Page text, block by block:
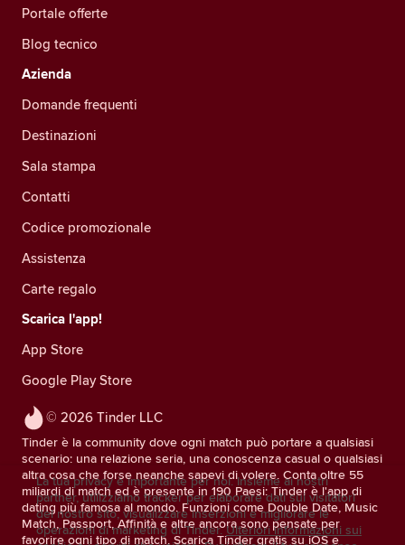
© 2026 Tinder LLC
Tinder è la community dove ogni match può portare a qualsiasi
scenario: una relazione seria, una conoscenza casual o qualsiasi
altra cosa che forse neanche sapevi di volere. Conta oltre 55
miliardi di match ed è presente in 190 Paesi: Tinder è l'app di
dating più famosa al mondo. Funzioni come Double Date, Music
Match, Passport, Affinità e altre ancora sono pensate per
favorire ogni tipo di match. Scarica Tinder gratis su iOS e
Portale offerte
Blog tecnico
Azienda
Domande frequenti
Destinazioni
Sala stampa
Contatti
Codice promozionale
Assistenza
Carte regalo
Scarica l'app!
App Store
Google Play Store
La tua privacy è importante per noi. Insieme ai nostri
partner, utilizziamo tracker per elaborare dati sui visitatori
del nostro sito, visualizzare inserzioni e migliorare le
operazioni di marketing di Tinder. Ulteriori informazioni sui